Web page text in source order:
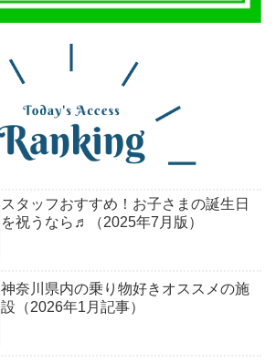
スタッフおすすめ！お子さまの誕生日
を祝うなら♬（2025年7月版）
神奈川県内の乗り物好きオススメの施
設（2026年1月記事）